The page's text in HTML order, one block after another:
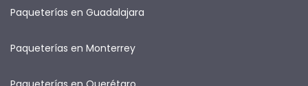
Paqueterías en Guadalajara
Paqueterías en Monterrey